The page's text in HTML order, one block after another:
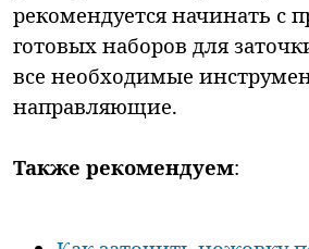
рекомендуется начинать с
готовых наборов для
все необходимые
направляющие.
Также рекомендуем: